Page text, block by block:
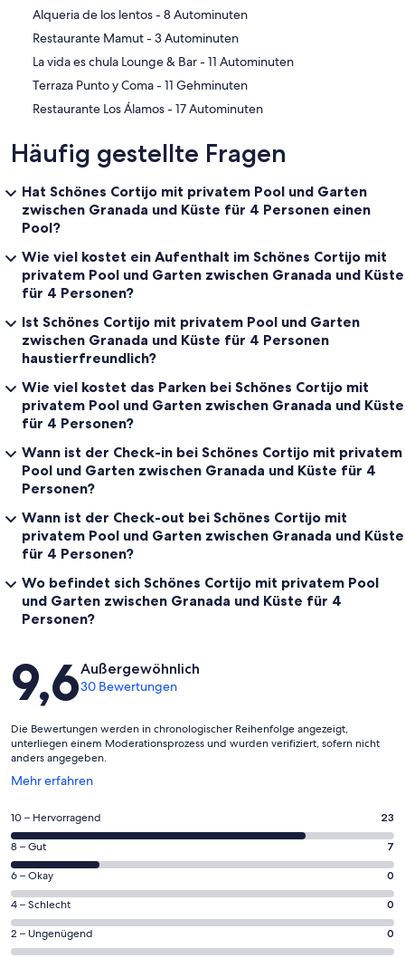
‪Alqueria de los lentos - ‬8 Autominuten
‪Restaurante Mamut - ‬3 Autominuten
‪La vida es chula Lounge & Bar - ‬11 Autominuten
‪Terraza Punto y Coma - ‬11 Gehminuten
‪Restaurante Los Álamos - ‬17 Autominuten
Häufig gestellte Fragen
Hat Schönes Cortijo mit privatem Pool und Garten
zwischen Granada und Küste für 4 Personen einen
Pool?
Wie viel kostet ein Aufenthalt im Schönes Cortijo mit
privatem Pool und Garten zwischen Granada und Küste
für 4 Personen?
Ist Schönes Cortijo mit privatem Pool und Garten
zwischen Granada und Küste für 4 Personen
haustierfreundlich?
Wie viel kostet das Parken bei Schönes Cortijo mit
privatem Pool und Garten zwischen Granada und Küste
für 4 Personen?
Wann ist der Check-in bei Schönes Cortijo mit privatem
Pool und Garten zwischen Granada und Küste für 4
Personen?
Wann ist der Check-out bei Schönes Cortijo mit
privatem Pool und Garten zwischen Granada und Küste
für 4 Personen?
Wo befindet sich Schönes Cortijo mit privatem Pool
und Garten zwischen Granada und Küste für 4
Personen?
Bewertungen
9,6Außergewöhnlich
30 Bewertungen
Die Bewertungen werden in chronologischer Reihenfolge angezeigt,
unterliegen einem Moderationsprozess und wurden verifiziert, sofern nicht
anders angegeben.
Mehr erfahren
Wird
einem
neuen
Fenster
geöffnet
23
von
insgesamt
30
Gästebewertungen
haben
eine
Bewertung
10 – Hervorragend 23
7
von
insgesamt
30
Gästebewertungen
haben
8 – Gut 7
0
von
insgesamt
30
Gästebewertungen
6 – Okay 0
0
von
insgesamt
4 – Schlecht 0
0
von
2 – Ungenügend 0